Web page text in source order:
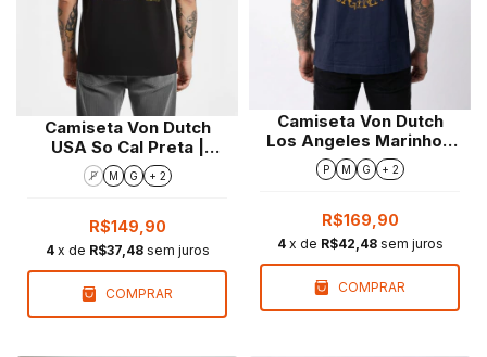
Camiseta Von Dutch
USA So Cal Preta |
Regular Fit
P M G + 2
R$149,90
4 x de R$37,48 sem juros
COMPRAR
Camiseta Von Dutch
Los Angeles Marinho |
Oversize
P M G + 2
R$169,90
4 x de R$42,48 sem juros
COMPRAR